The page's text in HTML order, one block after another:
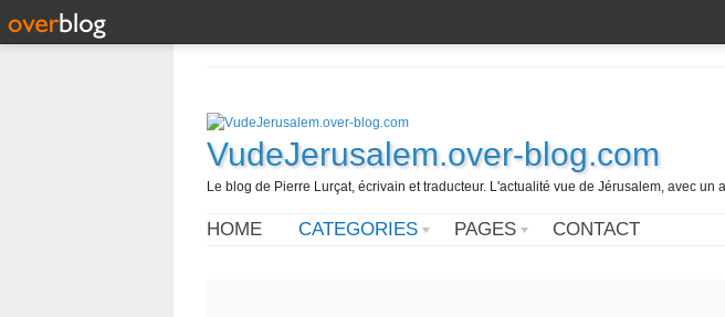
VudeJerusalem.over-blog.com
Le blog de Pierre Lurçat, écrivain et traducteur. L'actualité vue de Jérusalem, avec
HOME CATEGORIES PAGES CONTACT